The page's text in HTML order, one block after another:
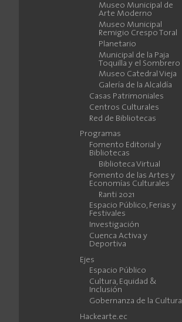
Museo Municipal de
Arte Moderno
Museo Municipal
Remigio Crespo Toral
Planetario
Municipal de la Paja
Toquilla y el Sombrero
Museo Catedral Vieja
Galería de la Alcaldía
Casas Patrimoniales
Centros Culturales
Red de Bibliotecas
Programas
Fomento Editorial y
Bibliotecas
Biblioteca Virtual
Fomento de las Artes y
Economías Culturales
Ranti 2021
Espacio Público, Ferias y
Festivales
Investigación
Cuenca Activa y
Deportiva
Ejes
Espacio Público
Cultura, Equidad &
Inclusión
Gobernanza de la Cultura
Hackearte.ec